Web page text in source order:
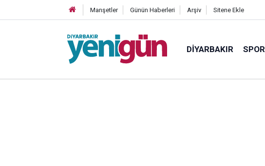
Manşetler Günün Haberleri Arşiv Sitene Ekle
DIYARBAKIR SPOR